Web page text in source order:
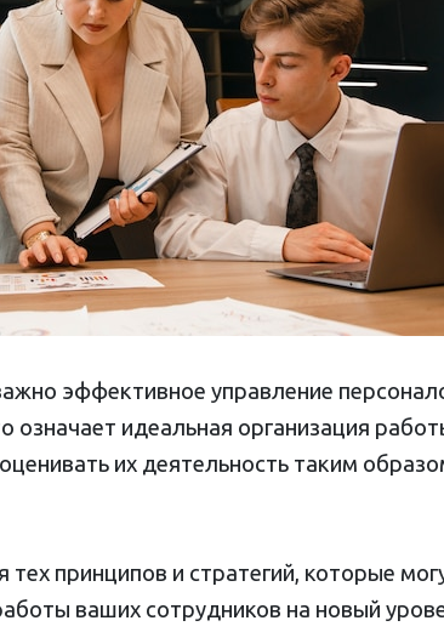
эффективное управление
означает идеальная организация
их деятельность таким
тех принципов и стратегий, которые
ваших сотрудников на новый